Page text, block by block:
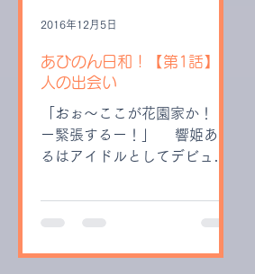
あひのん日和！【第1話】2
人の出会い
「おぉ～ここが花園家か！ あ
ー緊張するー！」 響姫あひ
るはアイドルとしてデビュー
とになった。ここではボイト
レや撮影のお世話をしてくれ
2016年12月5日